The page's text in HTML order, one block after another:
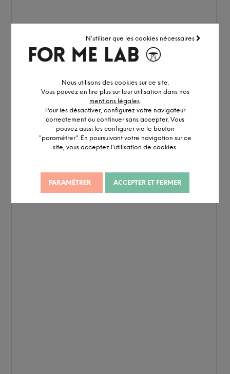
N'utiliser que les cookies nécessaires
Nous utilisons des cookies sur ce site.
Vous pouvez en lire plus sur leur utilisation dans nos
mentions légales
Pour les désactiver, configurez votre navigateur
correctement ou continuer sans accepter. Vous
pouvez aussi les configurer via le bouton
"paramétrer". En poursuivant votre navigation sur ce
site, vous acceptez l’utilisation de cookies.
PARAMÉTRER ACCEPTER ET FERMER